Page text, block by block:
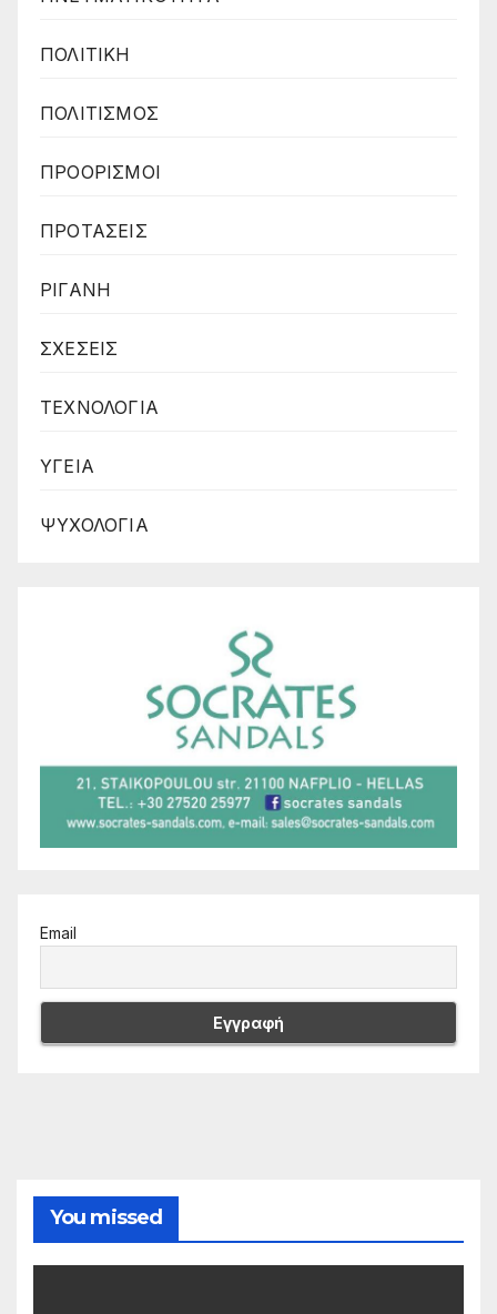
ΠΟΛΙΤΙΚΗ
ΠΟΛΙΤΙΣΜΟΣ
ΠΡΟΟΡΙΣΜΟΙ
ΠΡΟΤΑΣΕΙΣ
ΡΙΓΑΝΗ
ΣΧΕΣΕΙΣ
ΤΕΧΝΟΛΟΓΙΑ
ΥΓΕΙΑ
ΨΥΧΟΛΟΓΙΑ
Email
You missed